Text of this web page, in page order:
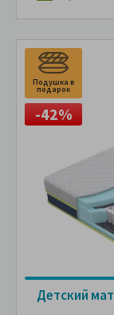
Подушка в
подарок
-42%
Детский